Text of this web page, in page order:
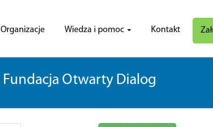
Organizacje Wiedza i pomoc Kontakt
Fundacja Otwarty Dialog